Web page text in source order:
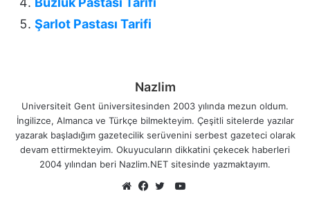
Şarlot Pastası Tarifi
Nazlim
Universiteit Gent üniversitesinden 2003 yılında mezun oldum.
İngilizce, Almanca ve Türkçe bilmekteyim. Çeşitli sitelerde yazılar
yazarak başladığım gazetecilik serüvenini serbest gazeteci olarak
devam ettirmekteyim. Okuyucuların dikkatini çekecek haberleri
2004 yılından beri Nazlim.NET sitesinde yazmaktayım.
YouTube